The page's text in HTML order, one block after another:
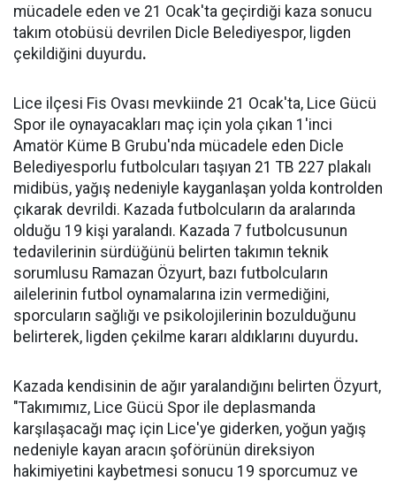
mücadele eden ve 21 Ocak'ta geçirdiği kaza sonucu
takım otobüsü devrilen Dicle Belediyespor, ligden
çekildiğini duyurdu.
Lice ilçesi Fis Ovası mevkiinde 21 Ocak'ta, Lice Gücü
Spor ile oynayacakları maç için yola çıkan 1'inci
Amatör Küme B Grubu'nda mücadele eden Dicle
Belediyesporlu futbolcuları taşıyan 21 TB 227 plakalı
midibüs, yağış nedeniyle kayganlaşan yolda kontrolden
çıkarak devrildi. Kazada futbolcuların da aralarında
olduğu 19 kişi yaralandı. Kazada 7 futbolcusunun
tedavilerinin sürdüğünü belirten takımın teknik
sorumlusu Ramazan Özyurt, bazı futbolcuların
ailelerinin futbol oynamalarına izin vermediğini,
sporcuların sağlığı ve psikolojilerinin bozulduğunu
belirterek, ligden çekilme kararı aldıklarını duyurdu.
Kazada kendisinin de ağır yaralandığını belirten Özyurt,
"Takımımız, Lice Gücü Spor ile deplasmanda
karşılaşacağı maç için Lice'ye giderken, yoğun yağış
nedeniyle kayan aracın şoförünün direksiyon
hakimiyetini kaybetmesi sonucu 19 sporcumuz ve